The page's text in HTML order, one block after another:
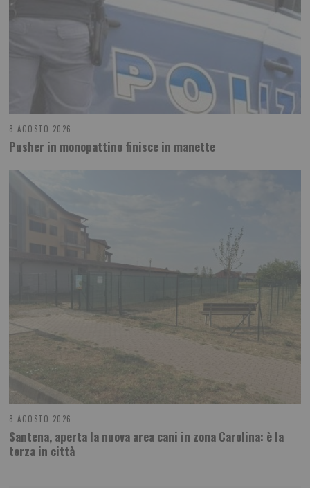
8 AGOSTO 2026
Pusher in monopattino finisce in manette
8 AGOSTO 2026
Santena, aperta la nuova area cani in zona Carolina: è la
terza in città